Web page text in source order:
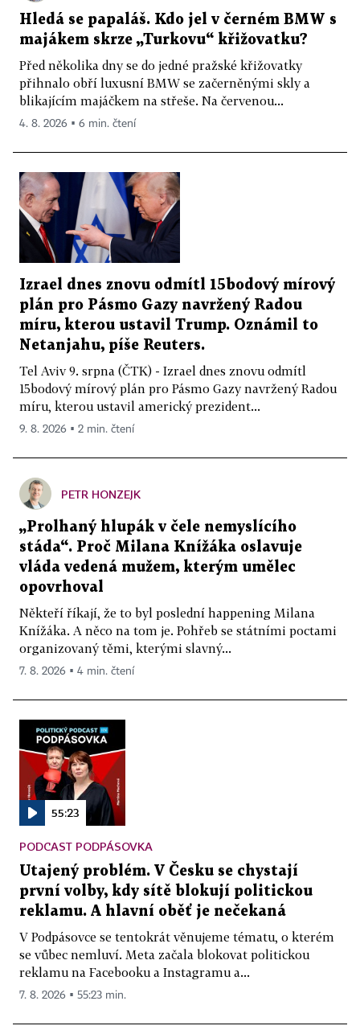
Hledá se papaláš. Kdo jel v černém BMW s
majákem skrze „Turkovu“ křižovatku?
Před několika dny se do jedné pražské křižovatky
přihnalo obří luxusní BMW se začerněnými skly a
blikajícím majáčkem na střeše. Na červenou...
4. 8. 2026 ▪ 6 min. čtení
Izrael dnes znovu odmítl 15bodový mírový
plán pro Pásmo Gazy navržený Radou
míru, kterou ustavil Trump. Oznámil to
Netanjahu, píše Reuters.
Tel Aviv 9. srpna (ČTK) - Izrael dnes znovu odmítl
15bodový mírový plán pro Pásmo Gazy navržený Radou
míru, kterou ustavil americký prezident...
9. 8. 2026 ▪ 2 min. čtení
PETR HONZEJK
„Prolhaný hlupák v čele nemyslícího
stáda“. Proč Milana Knížáka oslavuje
vláda vedená mužem, kterým umělec
opovrhoval
Někteří říkají, že to byl poslední happening Milana
Knížáka. A něco na tom je. Pohřeb se státními poctami
organizovaný těmi, kterými slavný...
7. 8. 2026 ▪ 4 min. čtení
55:23
PODCAST PODPÁSOVKA
Utajený problém. V Česku se chystají
první volby, kdy sítě blokují politickou
reklamu. A hlavní oběť je nečekaná
V Podpásovce se tentokrát věnujeme tématu, o kterém
se vůbec nemluví. Meta začala blokovat politickou
reklamu na Facebooku a Instagramu a...
7. 8. 2026 ▪ 55:23 min.